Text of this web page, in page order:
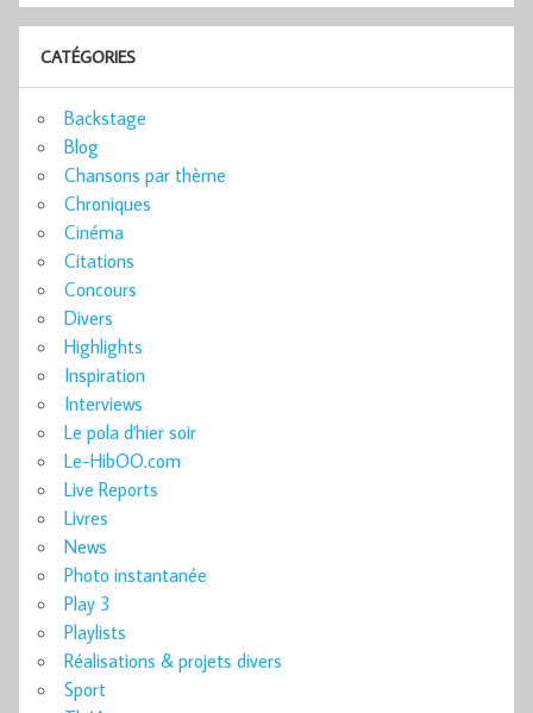
CATÉGORIES
Backstage
Blog
Chansons par thème
Chroniques
Cinéma
Citations
Concours
Divers
Highlights
Inspiration
Interviews
Le pola d'hier soir
Le-HibOO.com
Live Reports
Livres
News
Photo instantanée
Play 3
Playlists
Réalisations & projets divers
Sport